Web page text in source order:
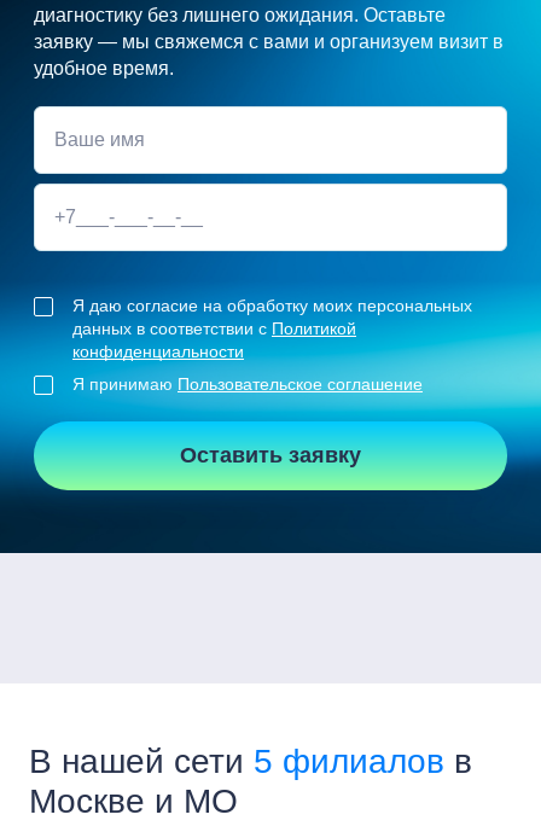
диагностику без лишнего ожидания. Оставьте
заявку — мы свяжемся с вами и организуем визит в
удобное время.
Я даю согласие на обработку моих персональных
данных в соответствии с Политикой
конфиденциальности
Я принимаю Пользовательское соглашение
Оставить заявку
В нашей сети 5 филиалов в
Москве и МО